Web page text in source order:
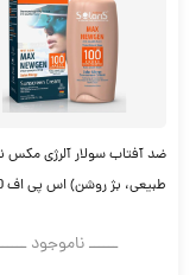
ضد آفتاب سولار آلرژی مکس
طبیعی، بژ روشن) اس پی اف 100
ــــــ ناموجود